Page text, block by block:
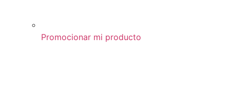
Promocionar mi producto